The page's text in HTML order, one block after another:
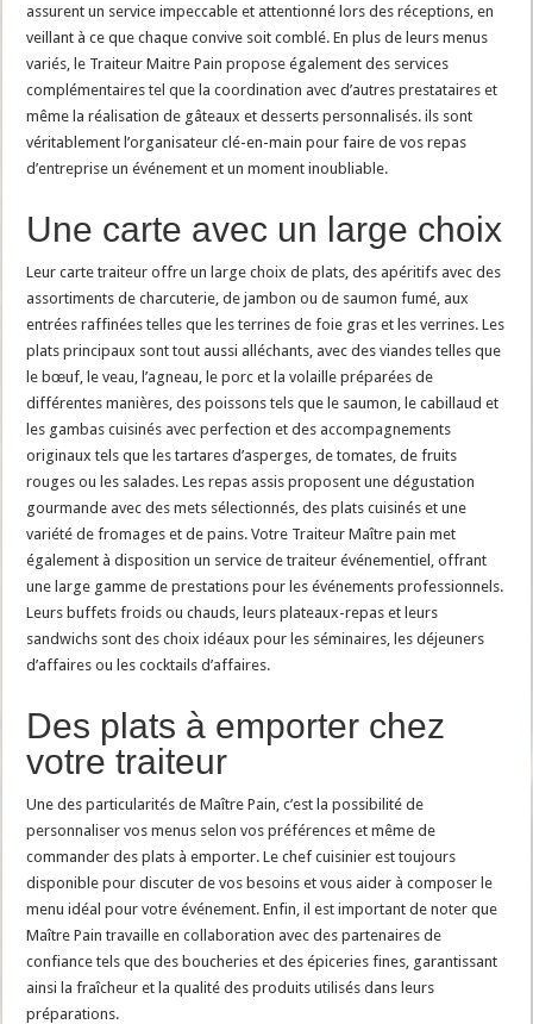
assurent un service impeccable et attentionné lors des réceptions, en
veillant à ce que chaque convive soit comblé. En plus de leurs menus
variés, le Traiteur Maitre Pain propose également des services
complémentaires tel que la coordination avec d’autres prestataires et
même la réalisation de gâteaux et desserts personnalisés. ils sont
véritablement l’organisateur clé-en-main pour faire de vos repas
d’entreprise un événement et un moment inoubliable.
Une carte avec un large choix
Leur carte traiteur offre un large choix de plats, des apéritifs avec des
assortiments de charcuterie, de jambon ou de saumon fumé, aux
entrées raffinées telles que les terrines de foie gras et les verrines. Les
plats principaux sont tout aussi alléchants, avec des viandes telles que
le bœuf, le veau, l’agneau, le porc et la volaille préparées de
différentes manières, des poissons tels que le saumon, le cabillaud et
les gambas cuisinés avec perfection et des accompagnements
originaux tels que les tartares d’asperges, de tomates, de fruits
rouges ou les salades. Les repas assis proposent une dégustation
gourmande avec des mets sélectionnés, des plats cuisinés et une
variété de fromages et de pains. Votre Traiteur Maître pain met
également à disposition un service de traiteur événementiel, offrant
une large gamme de prestations pour les événements professionnels.
Leurs buffets froids ou chauds, leurs plateaux-repas et leurs
sandwichs sont des choix idéaux pour les séminaires, les déjeuners
d’affaires ou les cocktails d’affaires.
Des plats à emporter chez
votre traiteur
Une des particularités de Maître Pain, c’est la possibilité de
personnaliser vos menus selon vos préférences et même de
commander des plats à emporter. Le chef cuisinier est toujours
disponible pour discuter de vos besoins et vous aider à composer le
menu idéal pour votre événement. Enfin, il est important de noter que
Maître Pain travaille en collaboration avec des partenaires de
confiance tels que des boucheries et des épiceries fines, garantissant
ainsi la fraîcheur et la qualité des produits utilisés dans leurs
préparations.